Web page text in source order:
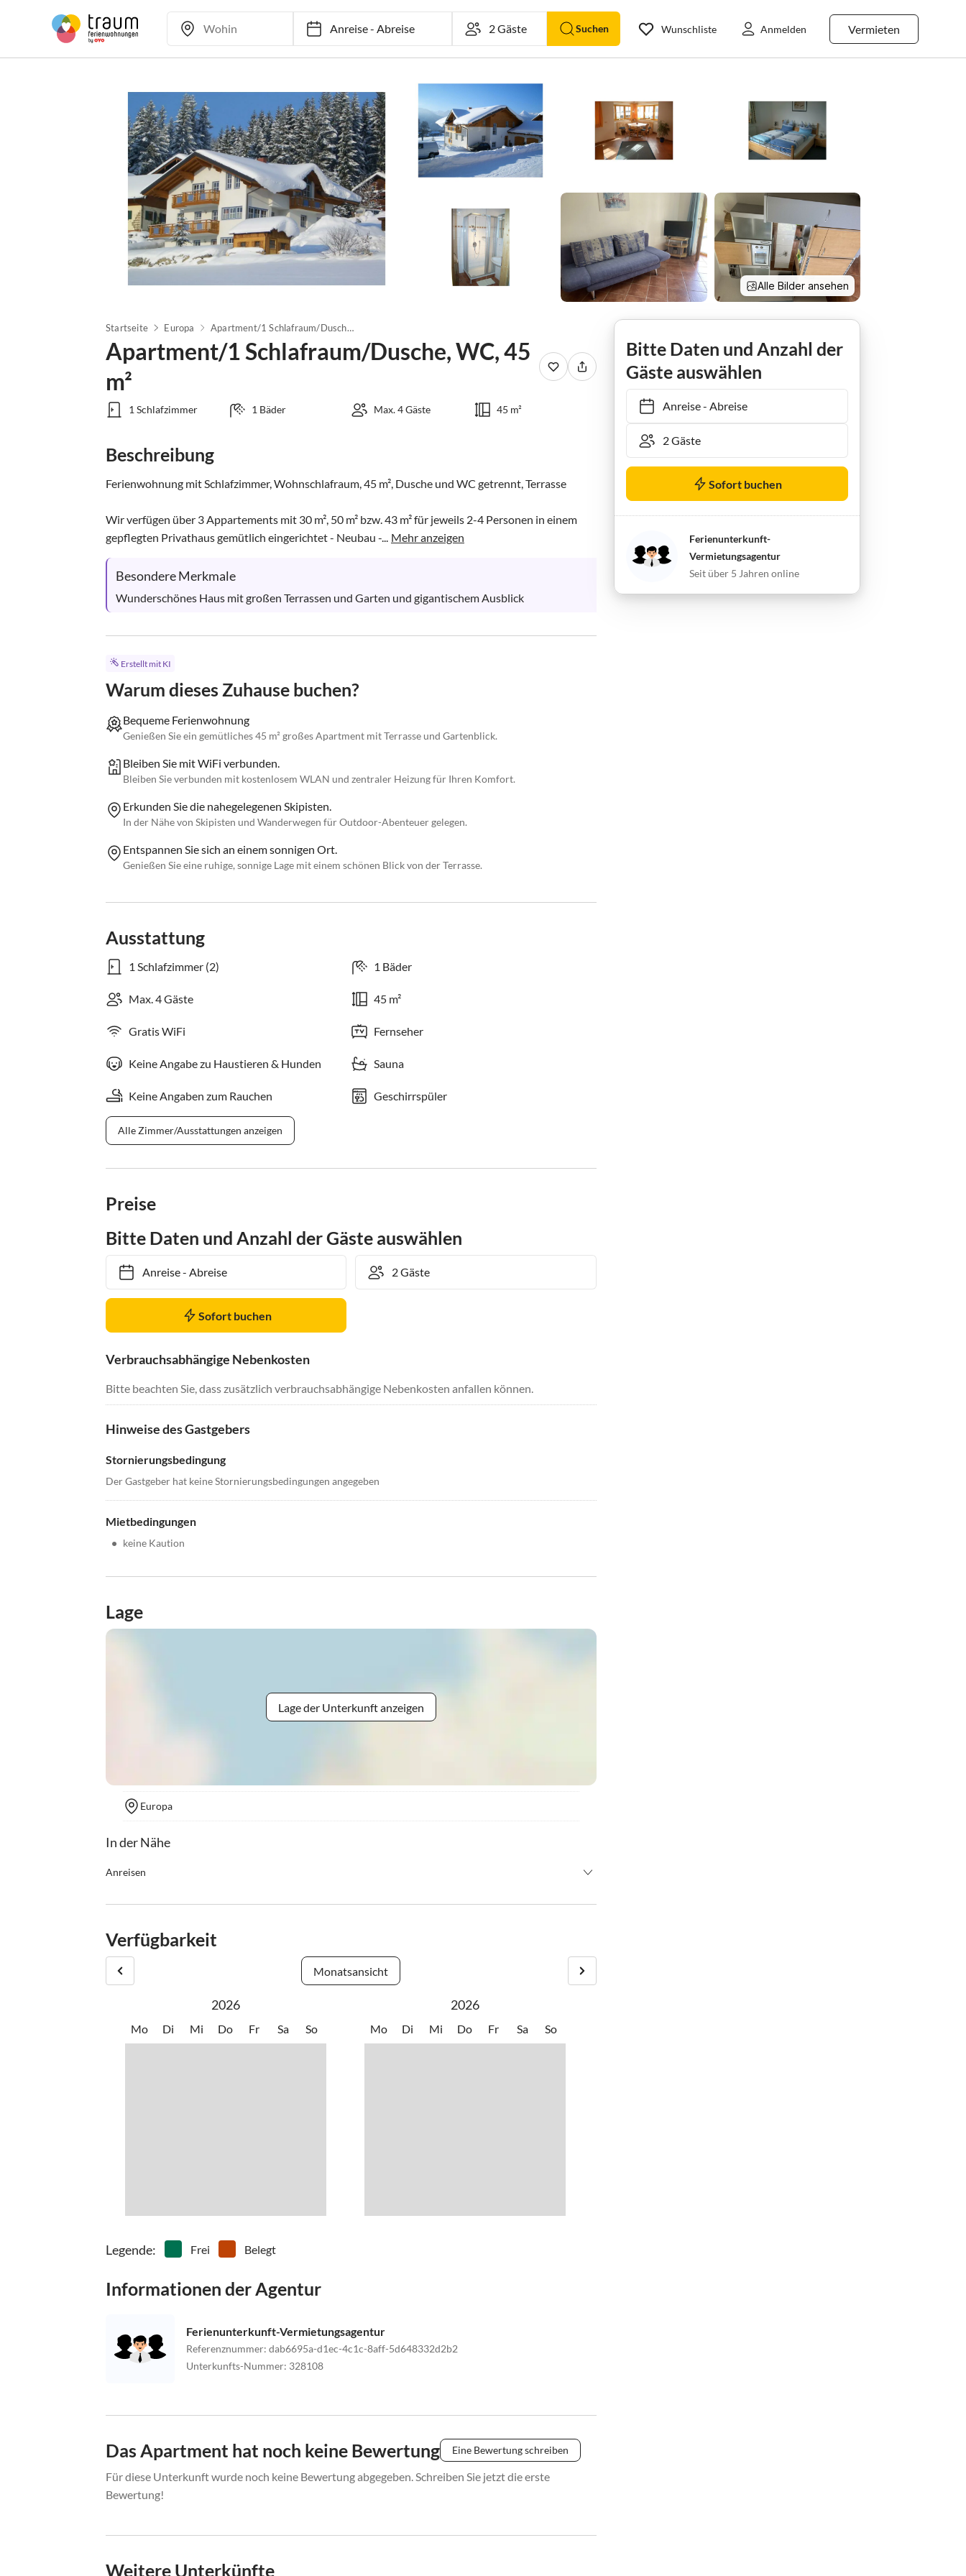
Anreise-Abreise Suchen Vermieten
Wunschliste Anmelden
Alle Bilder ansehen
Startseite Europa Apartment/1 Schlafraum/Dusche, WC, 45 m²
Apartment/1 Schlafraum/Dusche, WC, 45
m²
1 Schlafzimmer 1 Bäder Max. 4 Gäste 45 m²
Beschreibung
Ferienwohnung mit Schlafzimmer, Wohnschlafraum, 45 m², Dusche und WC getrennt, Terrasse
Wir verfügen über 3 Appartements mit 30 m², 50 m² bzw. 43 m² für jeweils 2-4 Personen in einem
gepflegten Privathaus gemütlich eingerichtet - Neubau -... Mehr anzeigen
Besondere Merkmale
Wunderschönes Haus mit großen Terrassen und Garten und gigantischem Ausblick
Erstellt mit KI
Warum dieses Zuhause buchen?
Bequeme Ferienwohnung
Genießen Sie ein gemütliches 45 m² großes Apartment mit Terrasse und Gartenblick.
Bleiben Sie mit WiFi verbunden.
Bleiben Sie verbunden mit kostenlosem WLAN und zentraler Heizung für Ihren Komfort.
Erkunden Sie die nahegelegenen Skipisten.
In der Nähe von Skipisten und Wanderwegen für Outdoor-Abenteuer gelegen.
Entspannen Sie sich an einem sonnigen Ort.
Genießen Sie eine ruhige, sonnige Lage mit einem schönen Blick von der Terrasse.
Ausstattung
1 Schlafzimmer (2) 1 Bäder
Max. 4 Gäste 45 m²
Gratis WiFi Fernseher
Keine Angabe zu Haustieren & Hunden Sauna
Keine Angaben zum Rauchen Geschirrspüler
Alle Zimmer/Ausstattungen anzeigen
Preise
Bitte Daten und Anzahl der Gäste auswählen
Anreise- Abreise
Sofort buchen
Verbrauchsabhängige Nebenkosten
Bitte beachten Sie, dass zusätzlich verbrauchsabhängige Nebenkosten anfallen können.
Hinweise des Gastgebers
Stornierungsbedingung
Der Gastgeber hat keine Stornierungsbedingungen angegeben
Mietbedingungen
• keine Kaution
Lage
Lage der Unterkunft anzeigen
Europa
In der Nähe
Anreisen
Verkehrsleitsystem grün
BAB Richtung Salzburg, nach Grenzübergang Walserberg Richtung Italien auf der A 10 bis
- Knoten Ennstal, Ausfahrt Graz, Altenmarkt
- Richtung Radstadt, Schladming, Graz auf der Bundestraße 320 bis
- ca . 500m nach Erreichen des Hochplateaus, am großen grünen Hauswegweiser nach links,
Verfügbarkeit
Monatsansicht
2026
Mo Di Mi Do Fr Sa So
2026
Mo Di Mi Do Fr Sa So
Legende: Frei Belegt
Informationen der Agentur
Ferienunterkunft-Vermietungsagentur
Referenznummer: dab6695a-d1ec-4c1c-8aff-5d648332d2b2
Unterkunfts-Nummer: 328108
Das Apartment hat noch keine Bewertung Eine Bewertung schreiben
Für diese Unterkunft wurde noch keine Bewertung abgegeben. Schreiben Sie jetzt die erste
Bewertung!
Weitere Unterkünfte
Bitte Daten und Anzahl der
Gäste auswählen
Anreise- Abreise
Sofort buchen
Ferienunterkunft-
Vermietungsagentur
Seit über 5 Jahren online